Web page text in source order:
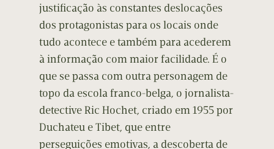
justificação às constantes deslocações
dos protagonistas para os locais onde
tudo acontece e também para acederem
à informação com maior facilidade. É o
que se passa com outra personagem de
topo da escola franco-belga, o jornalista-
detective Ric Hochet, criado em 1955 por
Duchateu e Tibet, que entre
perseguições emotivas, a descoberta de